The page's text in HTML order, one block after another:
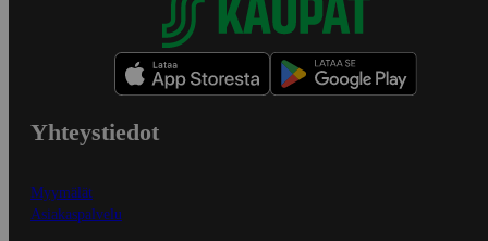
Yhteystiedot
Myymälät
Asiakaspalvelu